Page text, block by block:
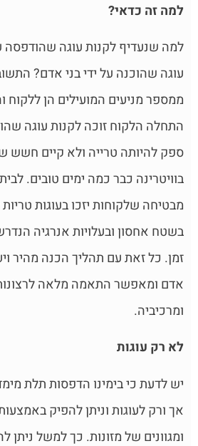
למה זה כדאי?
למה שנעדיף לקנות עוגה שהודפסה
עוגה שהוכנה על ידי בני אדם?
ממספר מניעים המועילים הן ללקוח
התחלה הלקוח זוכה לקנות עוגה
ספק להיותה טרייה ולא קיים חשש
בוויטרינה כבר כמה ימים טובים.
מבטיחה שלקוחות יזכו בעוגות
בשטח אחסון ובעלויות אנרגיה
זמן. כל זאת עם תהליך הכנה מהיר
אדם ומאפשר התאמה מלאה
ומרכיביה.
לא רק עוגות
יש לדעת כי בימינו הדפסות תלת
אך ורק לעוגות וניתן להפיק
ומגוונים של מזונות. כך למשל ניתן